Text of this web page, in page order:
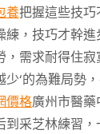
養把握這些技
練，技巧才幹
，需求耐得住寂
‘的為難局勢
價格廣州市醫
到采芝林練習，